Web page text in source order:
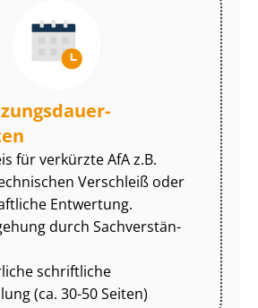
für verkürzte AfA z.B.
Verschleiß oder
Entwertung.
durch Sach­ver­stän­
schriftliche
(ca. 30-50 Seiten)